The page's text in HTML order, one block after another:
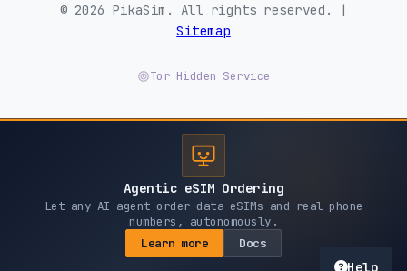
Help
© 2026 PikaSim. All rights reserved. |
Sitemap
Tor Hidden Service
Agentic eSIM Ordering
Let any AI agent order data eSIMs and real phone
numbers, autonomously.
Learn more
Docs